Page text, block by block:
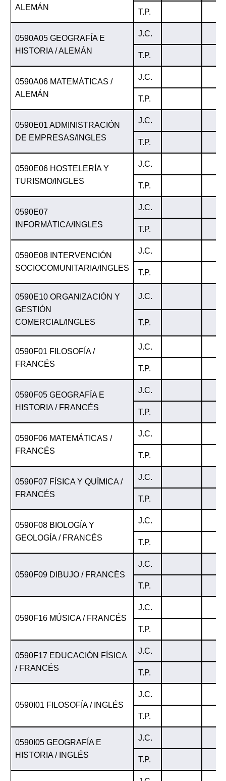
ALEMÁN
T.P.
0590A05 GEOGRAFÍA E
HISTORIA / ALEMÁN
J.C.
T.P.
0590A06 MATEMÁTICAS /
ALEMÁN
J.C.
T.P.
0590E01 ADMINISTRACIÓN
DE EMPRESAS/INGLES
J.C.
T.P.
0590E06 HOSTELERÍA Y
TURISMO/INGLES
J.C.
T.P.
0590E07
INFORMÁTICA/INGLES
J.C.
T.P.
0590E08 INTERVENCIÓN
SOCIOCOMUNITARIA/INGLES
J.C.
T.P.
0590E10 ORGANIZACIÓN Y
GESTIÓN
COMERCIAL/INGLES
J.C.
T.P.
0590F01 FILOSOFÍA /
FRANCÉS
J.C.
T.P.
0590F05 GEOGRAFÍA E
HISTORIA / FRANCÉS
J.C.
T.P.
0590F06 MATEMÁTICAS /
FRANCÉS
J.C.
T.P.
0590F07 FÍSICA Y QUÍMICA /
FRANCÉS
J.C.
T.P.
0590F08 BIOLOGÍA Y
GEOLOGÍA / FRANCÉS
J.C.
T.P.
0590F09 DIBUJO / FRANCÉS
J.C.
T.P.
0590F16 MÚSICA / FRANCÉS
J.C.
T.P.
0590F17 EDUCACIÓN FÍSICA
/ FRANCÉS
J.C.
T.P.
0590I01 FILOSOFÍA / INGLÉS
J.C.
T.P.
0590I05 GEOGRAFÍA E
HISTORIA / INGLÉS
J.C.
T.P.